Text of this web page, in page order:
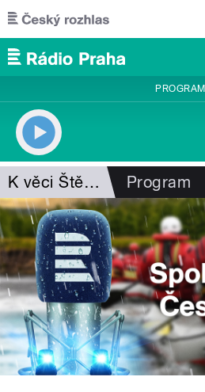
Přejít k hlavnímu obsahu
PROGRAM
K věci Štěpánky Duchkové Program